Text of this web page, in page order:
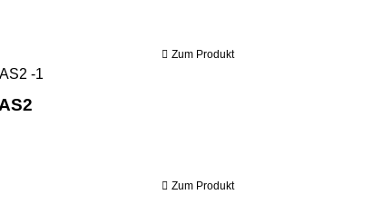
Zum Produkt
Zum Produkt